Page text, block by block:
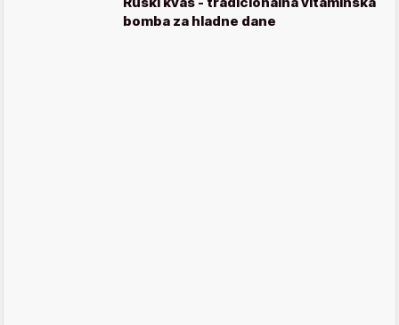
bomba za hladne dane